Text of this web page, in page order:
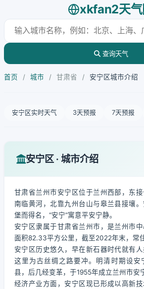
xkfan2天气
查询天气
首页 / 城市 / 甘肃省 / 安宁区城市介绍
安宁区实时天气 3天预报 7天预报
安宁区 · 城市介绍
甘肃省兰州市安宁区位于兰州西部，东接
南临黄河，北靠九州台山与皋兰县接壤
堡而得名，“安宁”寓意平安宁静。
安宁区隶属于甘肃省兰州市，是兰州市
面积82.33平方公里，截至2022年末，常
安宁区历史悠久，早在新石器时代就有人
这里为古丝绸之路要冲。明清时期设安
县，后几经变革，于1955年成立兰州市安
经济产业方面，安宁区现已形成以高新